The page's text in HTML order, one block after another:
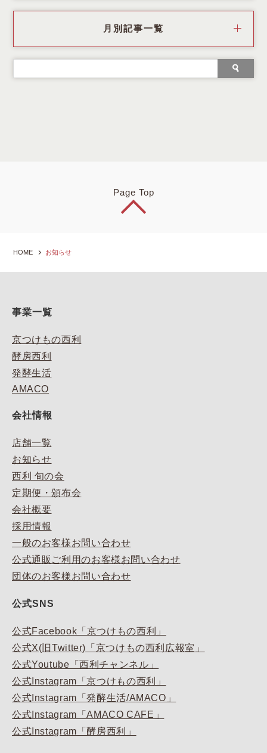
月別記事一覧
Page Top
HOME お知らせ
事業一覧
京つけもの西利
酵房西利
発酵生活
AMACO
会社情報
店舗一覧
お知らせ
西利 旬の会
定期便・頒布会
会社概要
採用情報
一般のお客様お問い合わせ
公式通販ご利用のお客様お問い合わせ
団体のお客様お問い合わせ
公式SNS
公式Facebook「京つけもの西利」
公式X(旧Twitter)「京つけもの西利広報室」
公式Youtube「西利チャンネル」
公式Instagram「京つけもの西利」
公式Instagram「発酵生活/AMACO」
公式Instagram「AMACO CAFE」
公式Instagram「酵房西利」